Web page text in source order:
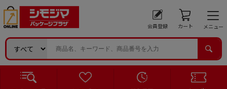
会員登録 カート メニュー